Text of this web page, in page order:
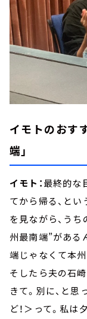
イモトのおす
端」
イモト：最終的な
てから帰る、と
を見ながら、う
州最南端”がある
端じゃなくて本
そしたら夫の石
きて。別に、と思
ど！＞って。私